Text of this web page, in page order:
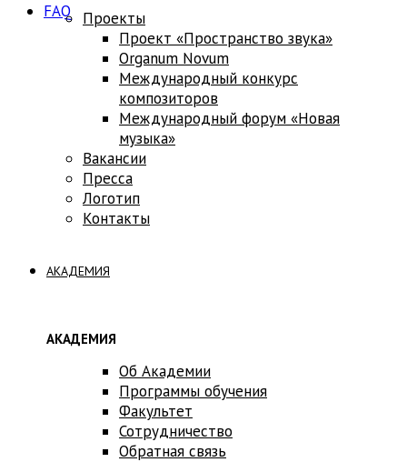
FAQ
Проекты
Проект «Пространство звука»
Оrganum Novum
Международный конкурс
композиторов
Международный форум «Новая
музыка»
Вакансии
Пресса
Логотип
Контакты
АКАДЕМИЯ
АКАДЕМИЯ
Об Академии
Программы обучения
Факультет
Сотрудничество
Обратная связь